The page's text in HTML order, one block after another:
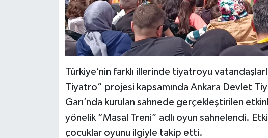
Türkiye’nin farklı illerinde tiyatroyu
Tiyatro” projesi kapsamında Ankara Devlet
Garı’nda kurulan sahnede gerçekleştirilen
yönelik “Masal Treni” adlı oyun sahnelendi.
çocuklar oyunu ilgiyle takip etti.